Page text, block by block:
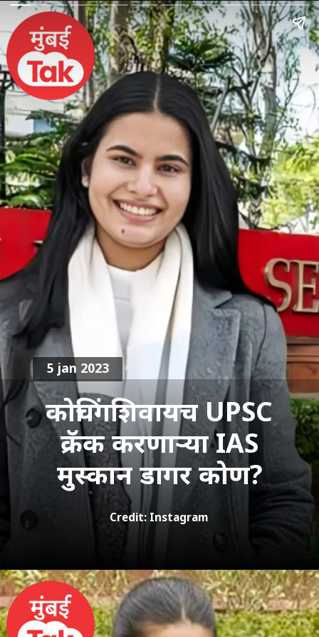
कोचिंगशिवायच UPSC
क्रॅक करणाऱ्या IAS
मुस्कान डागर कोण?
5 jan 2023
Credit: Instagram